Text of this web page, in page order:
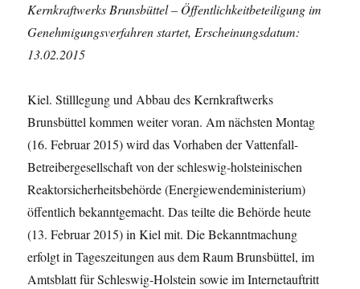
Kernkraftwerks Brunsbüttel – Öffentlichkeitbeteiligung im
Genehmigungsverfahren startet, Erscheinungsdatum:
13.02.2015
Kiel. Stilllegung und Abbau des Kernkraftwerks
Brunsbüttel kommen weiter voran. Am nächsten Montag
(16. Februar 2015) wird das Vorhaben der Vattenfall-
Betreibergesellschaft von der schleswig-holsteinischen
Reaktorsicherheitsbehörde (Energiewendeministerium)
öffentlich bekanntgemacht. Das teilte die Behörde heute
(13. Februar 2015) in Kiel mit. Die Bekanntmachung
erfolgt in Tageszeitungen aus dem Raum Brunsbüttel, im
Amtsblatt für Schleswig-Holstein sowie im Internetauftritt